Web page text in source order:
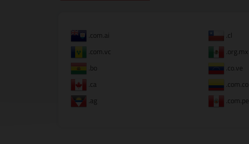
.com.ai .cl
.com.vc
.org.mx
.bo
.co.ve
.ca
.com.co
.ag
.com.pe